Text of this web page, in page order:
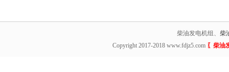
柴油发电机组、 柴
Copyright 2017-2018 www.fdjz5.com 〖柴油